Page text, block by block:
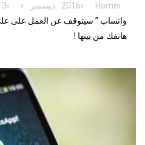
Home
2016 ديسمبر
3
واتساب ” سيتوقف عن العمل على
هاتفك من بينها !